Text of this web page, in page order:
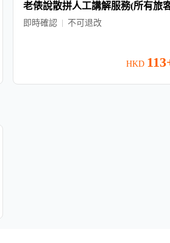
老俵說散拼人工講解服務(所有旅
即時確認 不可退改
HKD